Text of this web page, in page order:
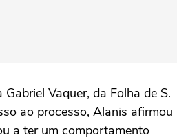
Vaquer, da Folha de S.
ao processo, Alanis afirmou
a ter um comportamento